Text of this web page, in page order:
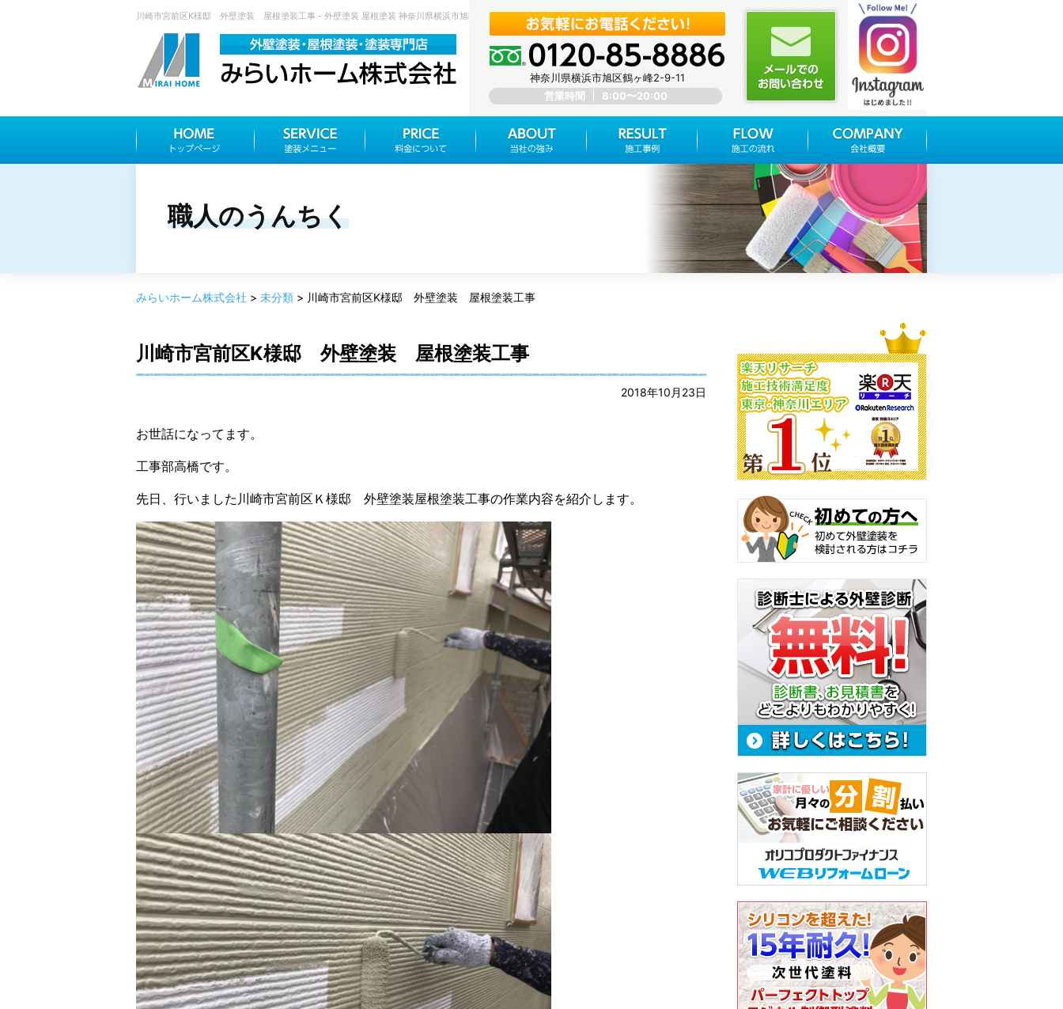
川崎市宮前区K様邸 外壁塗装 屋根塗装工事 - 外壁塗装 屋根塗装 神奈川県横浜市旭区 みらいホーム株式会社
神奈川県横浜市旭区鶴ヶ峰2-9-11
営業時間
8:00〜20:00
職人のうんちく
みらいホーム株式会社 > 未分類 > 川崎市宮前区K様邸 外壁塗装 屋根塗装工事
川崎市宮前区K様邸 外壁塗装 屋根塗装工事
2018年10月23日
お世話になってます。
工事部高橋です。
先日、行いました川崎市宮前区Ｋ様邸 外壁塗装屋根塗装工事の作業内容を紹介します。